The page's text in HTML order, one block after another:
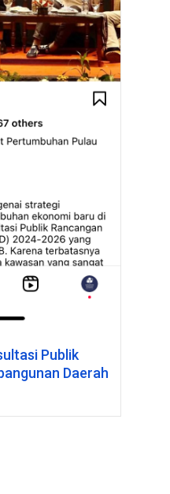
Publik
Daerah